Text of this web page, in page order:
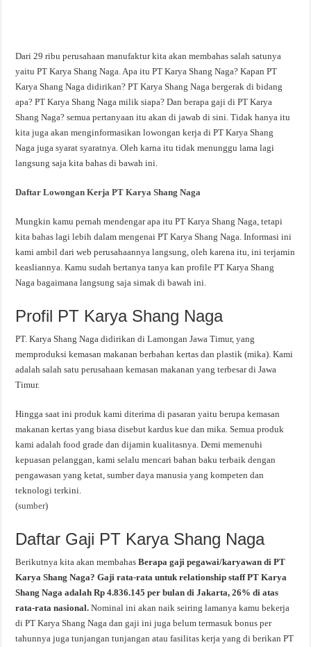
Dari 29 ribu perusahaan manufaktur kita akan membahas salah satunya
yaitu PT Karya Shang Naga. Apa itu PT Karya Shang Naga? Kapan PT
Karya Shang Naga didirikan? PT Karya Shang Naga bergerak di bidang
apa? PT Karya Shang Naga milik siapa? Dan berapa gaji di PT Karya
Shang Naga? semua pertanyaan itu akan di jawab di sini. Tidak hanya itu
kita juga akan menginformasikan lowongan kerja di PT Karya Shang
Naga juga syarat syaratnya. Oleh karna itu tidak menunggu lama lagi
langsung saja kita bahas di bawah ini.
Daftar Lowongan Kerja PT Karya Shang Naga
Mungkin kamu pernah mendengar apa itu PT Karya Shang Naga, tetapi
kita bahas lagi lebih dalam mengenai PT Karya Shang Naga. Informasi ini
kami ambil dari web perusahaannya langsung, oleh karena itu, ini terjamin
keasliannya. Kamu sudah bertanya tanya kan profile PT Karya Shang
Naga bagaimana langsung saja simak di bawah ini.
Profil PT Karya Shang Naga
PT. Karya Shang Naga didirikan di Lamongan Jawa Timur, yang
memproduksi kemasan makanan berbahan kertas dan plastik (mika). Kami
adalah salah satu perusahaan kemasan makanan yang terbesar di Jawa
Timur.
Hingga saat ini produk kami diterima di pasaran yaitu berupa kemasan
makanan kertas yang biasa disebut kardus kue dan mika. Semua produk
kami adalah food grade dan dijamin kualitasnya. Demi memenuhi
kepuasan pelanggan, kami selalu mencari bahan baku terbaik dengan
pengawasan yang ketat, sumber daya manusia yang kompeten dan
teknologi terkini.
(sumber)
Daftar Gaji PT Karya Shang Naga
Berikutnya kita akan membahasBerapa gaji pegawai/karyawan di PT
Karya Shang Naga? Gaji rata-rata untuk relationship staff PT Karya
Shang Naga adalah Rp 4.836.145 per bulan di Jakarta, 26% di atas
rata-rata nasional.Nominal ini akan naik seiring lamanya kamu bekerja
di PT Karya Shang Naga dan gaji ini juga belum termasuk bonus per
tahunnya juga tunjangan tunjangan atau fasilitas kerja yang di berikan PT